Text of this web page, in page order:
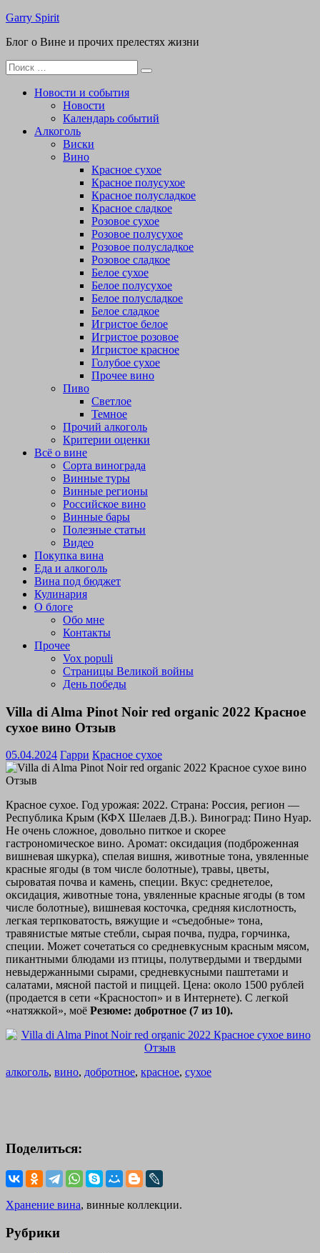
Перейти
содержимому
Garry Spirit
Блог о Вине и прочих прелестях жизни
Поиск
для:
Новости и события
Новости
Календарь событий
Алкоголь
Виски
Вино
Красное сухое
Красное полусухое
Красное полусладкое
Красное сладкое
Розовое сухое
Розовое полусухое
Розовое полусладкое
Розовое сладкое
Белое сухое
Белое полусухое
Белое полусладкое
Белое сладкое
Игристое белое
Игристое розовое
Игристое красное
Голубое сухое
Прочее вино
Пиво
Светлое
Темное
Прочий алкоголь
Критерии оценки
Всё о вине
Сорта винограда
Винные туры
Винные регионы
Российское вино
Винные бары
Полезные статьи
Видео
Покупка вина
Еда и алкоголь
Вина под бюджет
Кулинария
О блоге
Обо мне
Контакты
Прочее
Vox populi
Страницы Великой войны
День победы
Villa di Alma Pinot Noir red organic 2022 Красное
сухое вино Отзыв
05.04.2024 Гарри Красное сухое
Красное сухое. Год урожая: 2022. Страна: Россия, регион —
Республика Крым (КФХ Шелаев Д.В.). Виноград: Пино Нуар.
Не очень сложное, довольно питкое и скорее
гастрономическое вино. Аромат: оксидация (подброженная
вишневая шкурка), спелая вишня, животные тона, увяленные
красные ягоды (в том числе болотные), травы, цветы,
сыроватая почва и камень, специи. Вкус: среднетелое,
оксидация, животные тона, увяленные красные ягоды (в том
числе болотные), вишневая косточка, средняя кислотность,
легкая терпковатость, вяжущие и «съедобные» тона,
травянистые мятые стебли, сырая почва, пудра, горчинка,
специи. Может сочетаться со средневкусным красным мясом,
пикантными блюдами из птицы, полутвердыми и твердыми
невыдержанными сырами, средневкусными паштетами и
салатами, мясной пастой и пиццей. Цена: около 1500 рублей
(продается в сети «Красностоп» и в Интернете). С легкой
«натяжкой», моё Резюме: добротное (7 из 10).
алкоголь, вино, добротное, красное, сухое
Поделиться:
Хранение вина, винные коллекции.
Рубрики